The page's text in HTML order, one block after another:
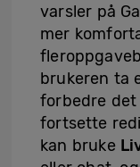
varsler på
mer
brukeren ta
forbedre det
fortsette
kan bruke